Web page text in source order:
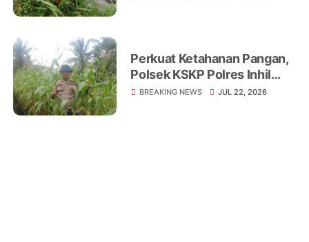
Perkuat Ketahanan Pangan,
Polsek KSKP Polres Inhil
Turun Langsung Dampingi
BREAKING NEWS JUL 22, 2026